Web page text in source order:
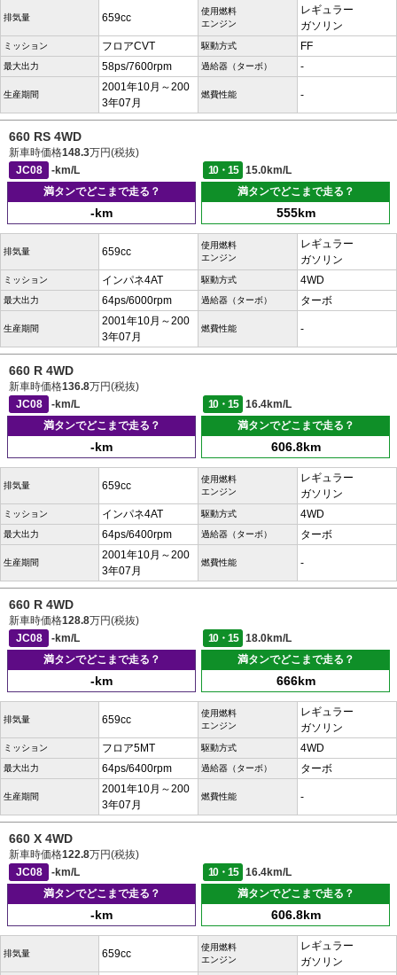
排気量 659cc
使用燃料
エンジン
レギュラー
ガソリン
ミッション フロアCVT 駆動方式 FF
最大出力 58ps/7600rpm 過給器（ターボ） -
生産期間
2001年10月～200
3年07月
燃費性能 -
660 RS 4WD
新車時価格148.3万円(税抜)
JC08
-km/L 10・15
15.0km/L
満タンでどこまで走る？
-km
満タンでどこまで走る？
555km
排気量 659cc
使用燃料
エンジン
レギュラー
ガソリン
ミッション インパネ4AT 駆動方式 4WD
最大出力 64ps/6000rpm 過給器（ターボ） ターボ
生産期間
2001年10月～200
3年07月
燃費性能 -
660 R 4WD
新車時価格136.8万円(税抜)
JC08
-km/L 10・15
16.4km/L
満タンでどこまで走る？
-km
満タンでどこまで走る？
606.8km
排気量 659cc
使用燃料
エンジン
レギュラー
ガソリン
ミッション インパネ4AT 駆動方式 4WD
最大出力 64ps/6400rpm 過給器（ターボ） ターボ
生産期間
2001年10月～200
3年07月
燃費性能 -
660 R 4WD
新車時価格128.8万円(税抜)
JC08
-km/L 10・15
18.0km/L
満タンでどこまで走る？
-km
満タンでどこまで走る？
666km
排気量 659cc
使用燃料
エンジン
レギュラー
ガソリン
ミッション フロア5MT 駆動方式 4WD
最大出力 64ps/6400rpm 過給器（ターボ） ターボ
生産期間
2001年10月～200
3年07月
燃費性能 -
660 X 4WD
新車時価格122.8万円(税抜)
JC08
-km/L 10・15
16.4km/L
満タンでどこまで走る？
-km
満タンでどこまで走る？
606.8km
排気量 659cc
使用燃料
エンジン
レギュラー
ガソリン